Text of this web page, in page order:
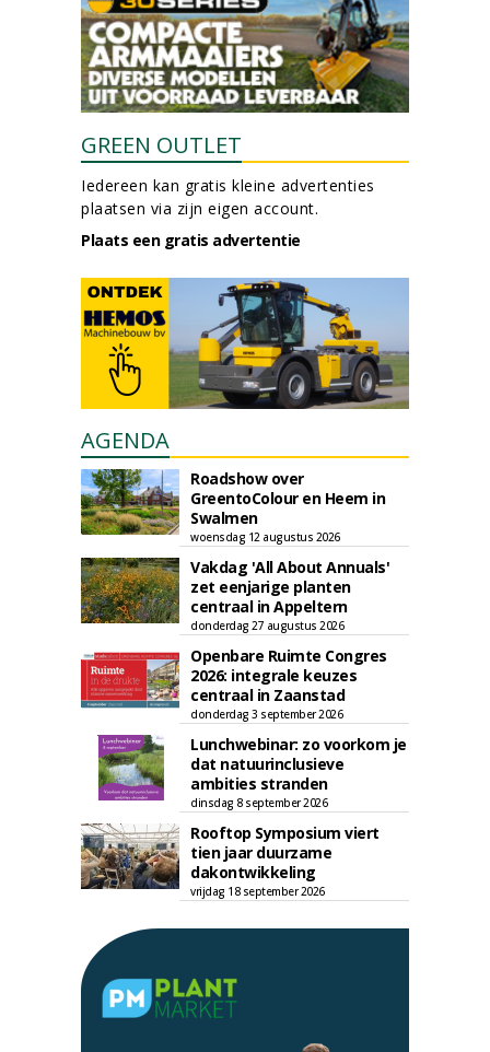
GREEN OUTLET
Iedereen kan gratis kleine advertenties
plaatsen via zijn eigen account.
Plaats een gratis advertentie
AGENDA
Roadshow over
GreentoColour en Heem in
Swalmen
woensdag 12 augustus 2026
Vakdag 'All About Annuals'
zet eenjarige planten
centraal in Appeltern
donderdag 27 augustus 2026
Openbare Ruimte Congres
2026: integrale keuzes
centraal in Zaanstad
donderdag 3 september 2026
Lunchwebinar: zo voorkom je
dat natuurinclusieve
ambities stranden
dinsdag 8 september 2026
Rooftop Symposium viert
tien jaar duurzame
dakontwikkeling
vrijdag 18 september 2026